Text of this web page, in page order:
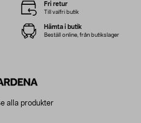
alla produkter
Fri retur
Till valfri butik
Hämta i butik
Beställ online, från butikslager